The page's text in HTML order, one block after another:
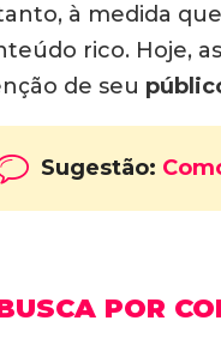
à medida
rico. Hoje,
de seu
Sugestão:
POR